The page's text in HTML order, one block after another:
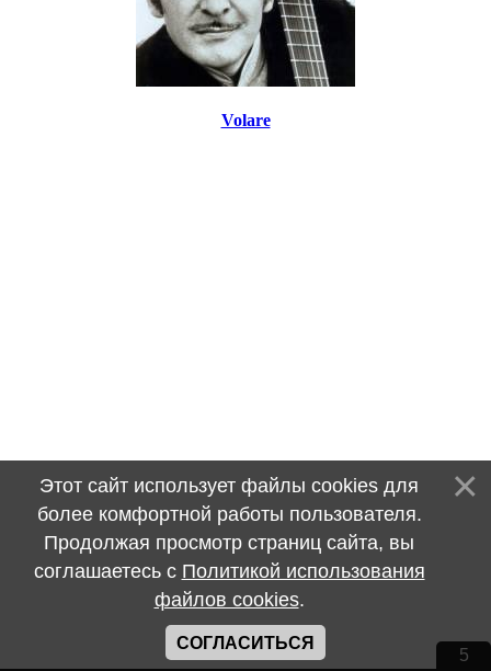
Volare
Этот сайт использует файлы cookies для
более комфортной работы пользователя.
Продолжая просмотр страниц сайта, вы
соглашаетесь с Политикой использования
файлов cookies.
СОГЛАСИТЬСЯ
5